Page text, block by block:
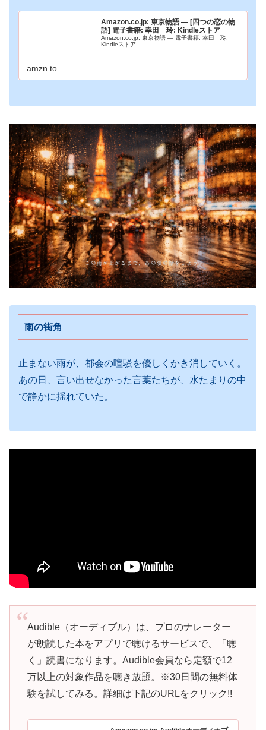
Amazon.co.jp: 東京物語 ― [四つの恋の物
語] 電子書籍: 幸田 玲: Kindleストア
Amazon.co.jp: 東京物語 ― 電子書籍: 幸田 玲:
Kindleストア
amzn.to
雨の街角
止まない雨が、都会の喧騒を優しくかき消していく。
あの日、言い出せなかった言葉たちが、水たまりの中
で静かに揺れていた。
Audible（オーディブル）は、プロのナレーター
が朗読した本をアプリで聴けるサービスで、「聴
く」読書になります。Audible会員なら定額で12
万以上の対象作品を聴き放題。※30日間の無料体
験を試してみる。詳細は下記のURLをクリック!!